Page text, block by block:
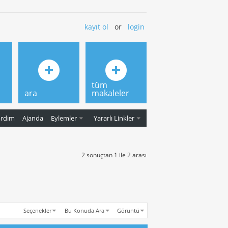
kayıt ol or login
Ajanda Eylemler Yararlı Linkler
ara
tüm
makaleler
2 sonuçtan 1 ile 2 arası
Seçenekler Bu Konuda Ara Görüntü